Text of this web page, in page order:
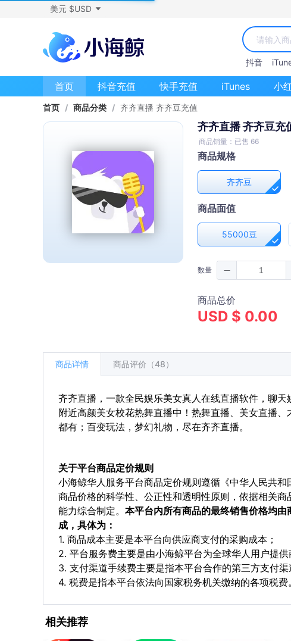
美元 $USD
抖音
首页 抖音充值 快手充值 iTunes 小
首页 / 商品分类 / 齐齐直播 齐齐豆充值
齐齐直播 齐齐豆充
商品销量：已售 66
商品规格
齐齐豆
商品面值
55000豆
数量
商品总价
USD $ 0.00
商品详情 商品评价（48）
齐齐直播，一款全民娱乐美女真人在线直播软件，聊天
附近高颜美女校花热舞直播中！热舞直播、美女直播
都有；百变玩法，梦幻礼物，尽在齐齐直播。
关于平台商品定价规则
小海鲸华人服务平台商品定价规则遵循《中华人民共
商品价格的科学性、公正性和透明性原则，依据相关
能力综合制定。 本平台内所有商品的最终销售价格均
成，具体为：
1. 商品成本主要是本平台向供应商支付的采购成本；
2. 平台服务费主要是由小海鲸平台为全球华人用户提
3. 支付渠道手续费主要是指本平台合作的第三方支付渠
4. 税费是指本平台依法向国家税务机关缴纳的各项税费。
相关推荐